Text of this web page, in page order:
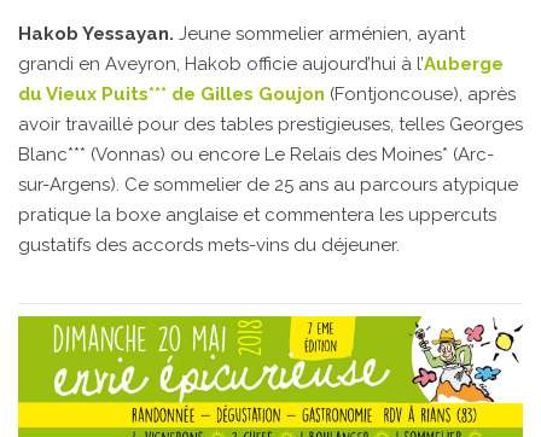
Hakob Yessayan. Jeune sommelier arménien, ayant
grandi en Aveyron, Hakob officie aujourd’hui à l’Auberge
du Vieux Puits*** de Gilles Goujon (Fontjoncouse), après
avoir travaillé pour des tables prestigieuses, telles Georges
Blanc*** (Vonnas) ou encore Le Relais des Moines* (Arc-
sur-Argens). Ce sommelier de 25 ans au parcours atypique
pratique la boxe anglaise et commentera les uppercuts
gustatifs des accords mets-vins du déjeuner.